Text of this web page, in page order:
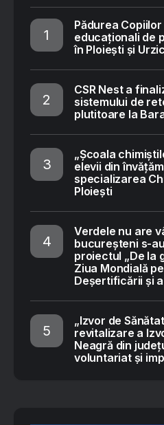
Pădurea
educaționali de
în Ploiești și
CSR Nest a
sistemului de
plutitoare la
„Școala
elevii din
specializarea
Ploiești
Verdele nu are
bucureșteni s-
proiectul „De la
Ziua Mondială
Deșertificării și
„Izvor de
revitalizare a
Neagră din
voluntariat și